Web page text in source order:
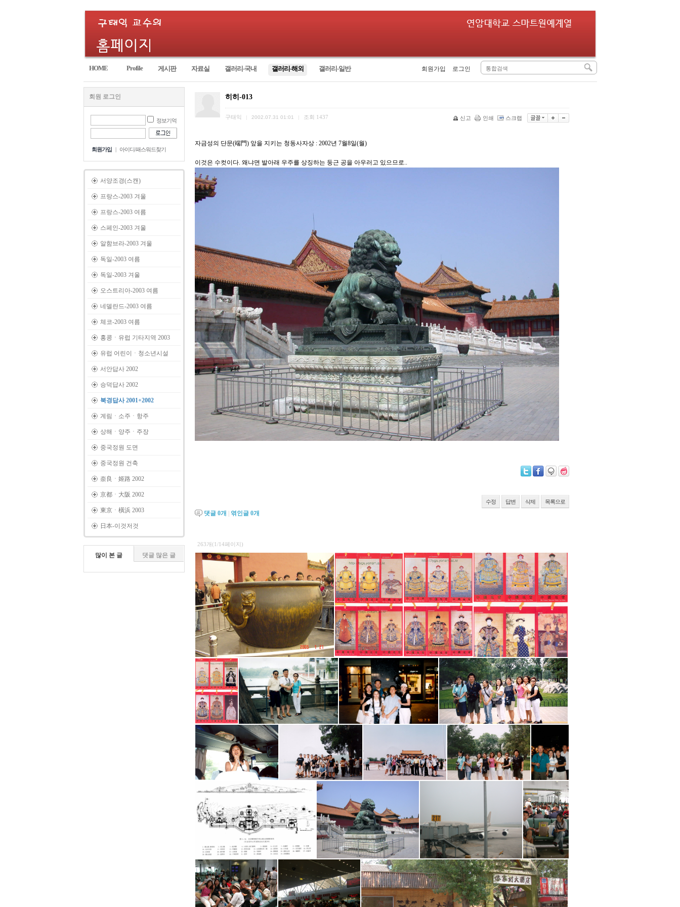
회원가입 로그인
HOME Profile 게시판 자료실 갤러리-국내 갤러리-해외 갤러리-일반
회원 로그인
정보기억
회원가입 | 아이디/패스워드찾기
서양조경(스캔)
프랑스-2003 겨울
프랑스-2003 여름
스페인-2003 겨울
알함브라-2003 겨울
독일-2003 여름
독일-2003 겨울
오스트리아-2003 여름
네델란드-2003 여름
체코-2003 여름
홍콩ㆍ유럽 기타지역 2003
유럽 어린이ㆍ청소년시설
서안답사 2002
승덕답사 2002
북경답사 2001+2002
계림ㆍ소주ㆍ항주
상해ㆍ양주ㆍ주장
중국정원 도면
중국정원 건축
奈良ㆍ姬路 2002
京都ㆍ大阪 2002
東京ㆍ橫浜 2003
日本-이것저것
많이 본 글 댓글 많은 글
히히-013
구태익 2002.07.31 01:01 조회 1437 신고 인쇄 스크랩
자금성의 단문(端門) 앞을 지키는 청동사자상 : 2002년 7월8일(월)
이것은 수컷이다. 왜냐면 발아래 우주를 상징하는 둥근 공을 아우러고 있으므로..
수정 답변 삭제 목록으로
댓글 0개 엮인글 0개
263개(1/14페이지)